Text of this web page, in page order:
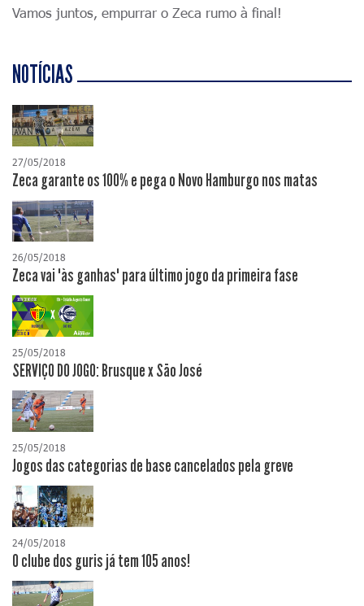
Vamos juntos, empurrar o Zeca rumo à final!
NOTÍCIAS
27/05/2018
Zeca garante os 100% e pega o Novo Hamburgo nos matas
26/05/2018
Zeca vai "às ganhas" para último jogo da primeira fase
25/05/2018
SERVIÇO DO JOGO: Brusque x São José
25/05/2018
Jogos das categorias de base cancelados pela greve
24/05/2018
O clube dos guris já tem 105 anos!